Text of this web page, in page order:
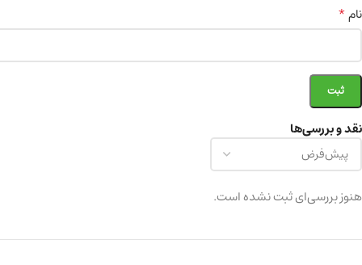
نقد و بررسی‌ها
هنوز بررسی‌ای ثبت نشده است.
نام*